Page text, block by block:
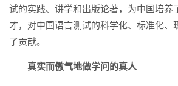
试的实践、讲学和出版论著，为中国培养
才，对中国语言测试的科学化、标准化、
了贡献。
真实而傲气地做学问的真人